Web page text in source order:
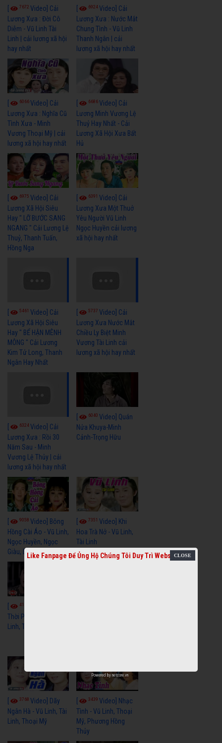
7672 Video] Cải
Lương Xưa : Đời Cô
Diễm - Vũ Linh Tài
Linh | cải lương xã hội
hay nhất
6924Video] Cải
Lương Xưa : Nước Mắt
Chung Tình - Vũ Linh
Thanh Ngân | cải
lương xã hội hay nhất
6066Video] Cải
Lương Xưa : Nghĩa Cũ
Tình Xưa - Minh
Vương Thoại Mỹ | cải
lương xã hội hay nhất
6686Video] Cải
Lương Minh Vương Lệ
Thuỷ Hay Nhất - Cải
Lương Xã Hội Xưa Bất
Hủ
6975 Video] Cải
Lương Xã Hội Siêu
Hay " LỠ BƯỚC SANG
NGANG " Cải Lương Lệ
Thuỷ, Thanh Tuấn,
Hồng Nga
6391Video] Cải
Lương Xưa Một Thuở
Yêu Người Vũ Linh
Ngọc Huyền cải lương
xã hội hay nhất
5461 Video] Cải
Lương Xã Hội Siêu
Hay " BỂ HẬN MÊNH
MÔNG " Cải Lương
Kim Tử Long, Thanh
Ngân Hay Nhất
5737Video] Cải
Lương Xưa Nước Mắt
Chiều Ly Biệt Minh
Vương Tài Linh cải
lương xã hội hay nhất
6324Video] Cải
Lương Xưa : Rồi 30
Năm Sau - Minh
Vương Lệ Thủy | cải
lương xã hội hay nhất
6040Video] Quán
Nửa Khuya-Minh
Cảnh-Trọng Hữu
9058 Video] Bông
Hồng Cài Áo - Vũ Linh,
Ngọc Huyền, Ngọc
Giàu, Diệp Lang
7351Video] Khi
Hoa Trà Nở - Vũ Linh,
Tài Linh
4110
Thời Phóng Đãng - Vũ
Linh, Tài Linh, Chí Linh
3768 Video] Dãy
Ngân Hà - Vũ Linh, Tài
Linh, Thoại Mỹ
3439Video] Nhạc
Tình - Vũ Linh, Thoại
Mỹ, Phương Hồng
Thủy
Like Fanpage Để Ủng Hộ Chúng Tôi Duy Trì Website
Powered by netcore.vn